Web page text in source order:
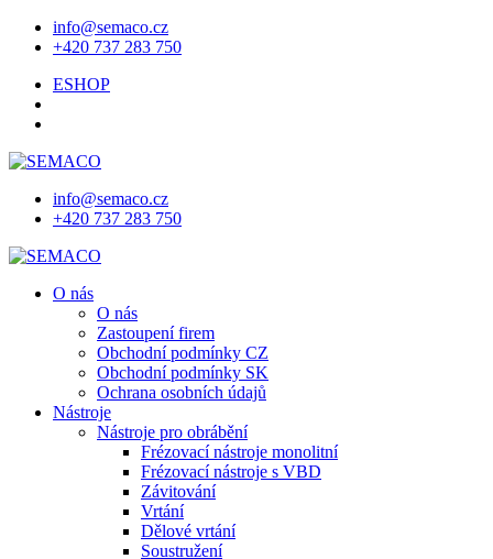
info@semaco.cz
+420 737 283 750
ESHOP
info@semaco.cz
+420 737 283 750
O nás
O nás
Zastoupení firem
Obchodní podmínky CZ
Obchodní podmínky SK
Ochrana osobních údajů
Nástroje
Nástroje pro obrábění
Frézovací nástroje monolitní
Frézovací nástroje s VBD
Závitování
Vrtání
Dělové vrtání
Soustružení